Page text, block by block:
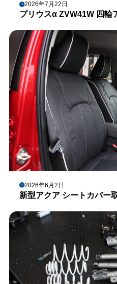
2026年7月22日
プリウスα ZVW41W 四輪
2026年6月2日
新型アクア シートカバー